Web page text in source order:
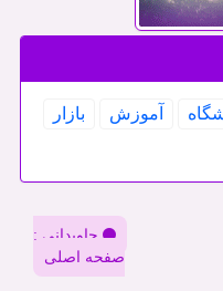
آموزش
بازار
جاویدانی :
صفحه اصلی